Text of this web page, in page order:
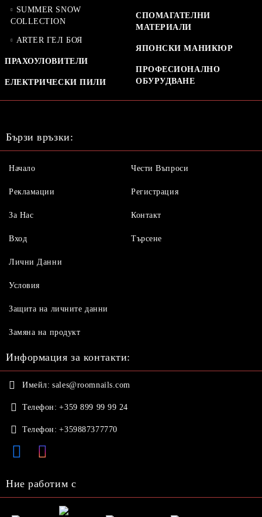
SUMMER SNOW
COLLECTION
ARTER ГЕЛ БОЯ
ПРАХОУЛОВИТЕЛИ
ЕЛЕКТРИЧЕСКИ ПИЛИ
СПОМАГАТЕЛНИ
МАТЕРИАЛИ
ЯПОНСКИ МАНИКЮР
ПРОФЕСИОНАЛНО
ОБУРУДВАНЕ
Бързи връзки:
Начало
Рекламации
За Нас
Вход
Чести Въпроси
Регистрация
Контакт
Търсене
Лични Данни
Условия
Защита на личните данни
Замяна на продукт
Информация за контакти:
Имейл: sales@roomnails.com
Телефон: +359 899 99 99 24
Телефон: +359887377770
Ние работим с